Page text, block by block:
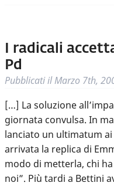
I radicali
Pd
Pubblicati ilMarzo 7th,
[…] La soluzione
giornata convulsa. In
lanciato un ultimatum
arrivata la replica di
modo di metterla, chi
noi”. Più tardi a Bettini